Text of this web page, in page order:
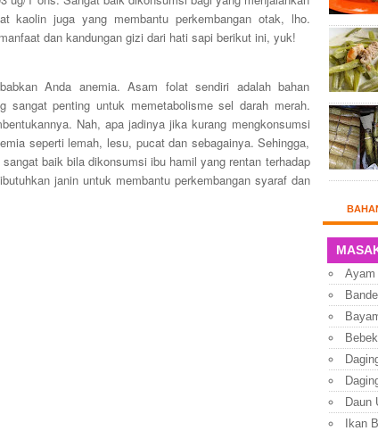
kaolin juga yang membantu perkembangan otak, lho.
dan kandungan gizi dari hati sapi berikut ini, yuk!
Anda anemia. Asam folat sendiri adalah bahan
sangat penting untuk memetabolisme sel darah merah.
Nah, apa jadinya jika kurang mengkonsumsi
seperti lemah, lesu, pucat dan sebagainya. Sehingga,
baik bila dikonsumsi ibu hamil yang rentan terhadap
janin untuk membantu perkembangan syaraf dan
Ayam
Bebek
Daun
Ikan